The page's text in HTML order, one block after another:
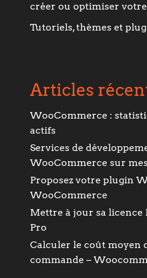
créer ou optimiser
Tutoriels, thèmes et
Articles
WooCommerce :
actifs
Services de
WooCommerce sur
Proposez votre plugin
WooCommerce
Mettre à jour sa licence
Pro
Calculer le coût moyen
commande –